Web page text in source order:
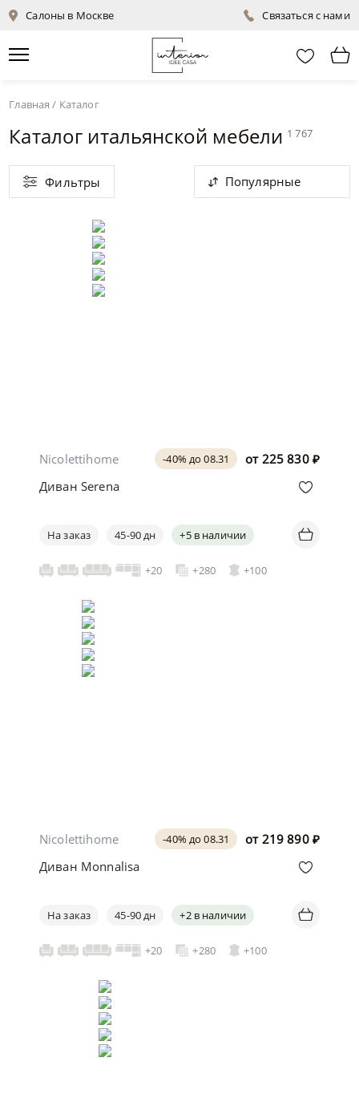
Салоны в Москве Связаться с нами
Главная / Каталог
Каталог итальянской мебели 1 767
Фильтры Популярные
от 225 830 ₽
-40% до 08.31
Nicolettihome
Диван Serena
На заказ 45-90 дн +5 в наличии
+20 +280 +100
от 219 890 ₽
-40% до 08.31
Nicolettihome
Диван Monnalisa
На заказ 45-90 дн +2 в наличии
+20 +280 +100